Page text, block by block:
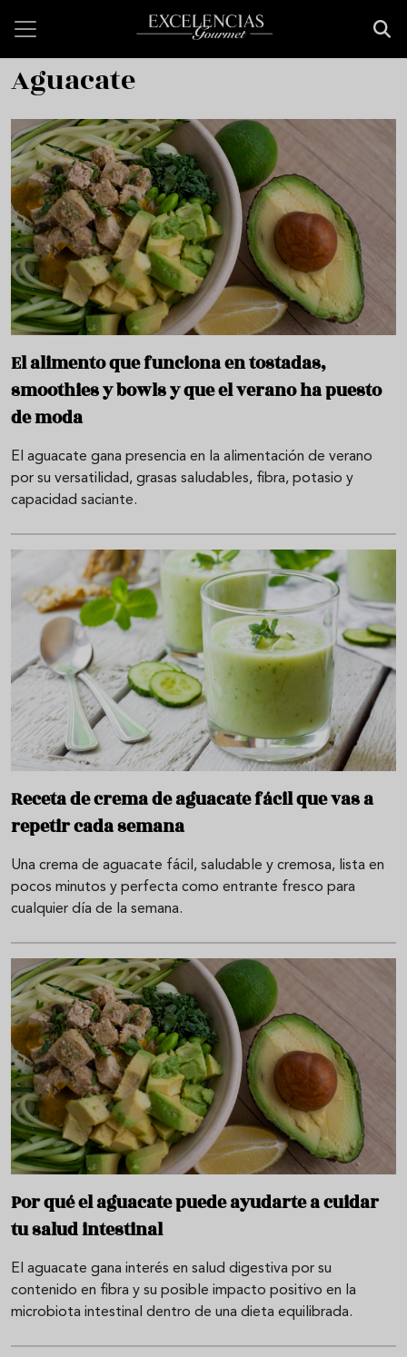
Aguacate
El alimento que funciona en tostadas,
smoothies y bowls y que el verano ha puesto
de moda
El aguacate gana presencia en la alimentación de verano
por su versatilidad, grasas saludables, fibra, potasio y
capacidad saciante.
Receta de crema de aguacate fácil que vas a
repetir cada semana
Una crema de aguacate fácil, saludable y cremosa, lista en
pocos minutos y perfecta como entrante fresco para
cualquier día de la semana.
Por qué el aguacate puede ayudarte a cuidar
tu salud intestinal
El aguacate gana interés en salud digestiva por su
contenido en fibra y su posible impacto positivo en la
microbiota intestinal dentro de una dieta equilibrada.